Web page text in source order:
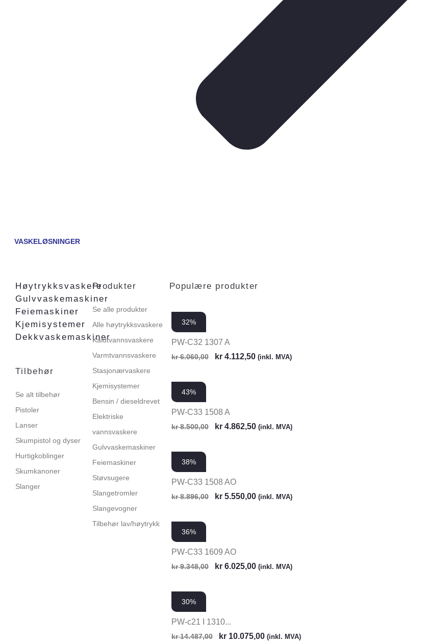
VASKELØSNINGER
Høytrykksvaskere
Gulvvaskemaskiner
Feiemaskiner
Kjemisystemer
Dekkvaskemaskiner
Tilbehør
Se alt tilbehør
Pistoler
Lanser
Skumpistol og dyser
Hurtigkoblinger
Skumkanoner
Slanger
Produkter
Se alle produkter
Alle høytrykksvaskere
Kaldtvannsvaskere
Varmtvannsvaskere
Stasjonærvaskere
Kjemisystemer
Bensin / dieseldrevet
Elektriske
vannsvaskere
Gulvvaskemaskiner
Feiemaskiner
Støvsugere
Slangetromler
Slangevogner
Tilbehør lav/høytrykk
Populære produkter
32%
PW-C32 1307 A
kr6.060,00 kr4.112,50 (inkl. MVA)
43%
PW-C33 1508 A
kr8.500,00 kr4.862,50 (inkl. MVA)
38%
PW-C33 1508 AO
kr8.896,00 kr5.550,00 (inkl. MVA)
36%
PW-C33 1609 AO
kr9.348,00 kr6.025,00 (inkl. MVA)
30%
PW-c21 I 1310...
kr14.487,00 kr10.075,00 (inkl. MVA)